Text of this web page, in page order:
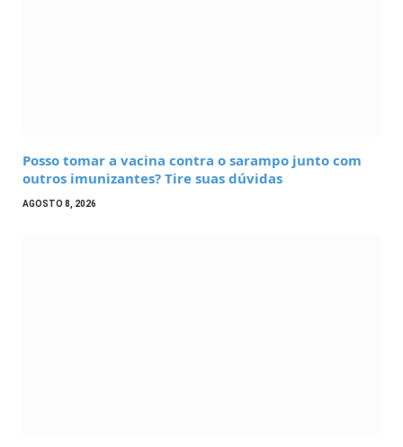
Posso tomar a vacina contra o sarampo junto com
outros imunizantes? Tire suas dúvidas
AGOSTO 8, 2026